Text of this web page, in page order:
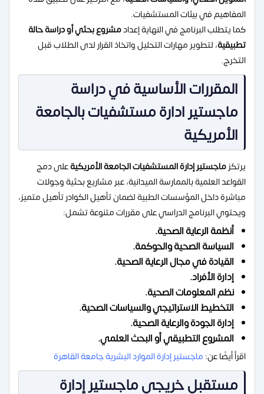
المفاهيم في بيئات المستشفيات.
كما يتطلب البرنامج في النهاية إعدادمشروع بحثي أو دراسة حالة
تطبيقية، لتطوير مهارات التحليل واتخاذ القرار لدى الطلاب قبل
التخرج.
المقررات الأساسية في دراسة
ماجستير ادارة مستشفيات بالجامعة
الأمريكية
يرتكزماجستير إدارة المستشفيات الجامعة الأمريكيةعلى دمج
القواعد العلمية بالممارسة الميدانية، عبر مشاريع بحثية وجولات
مباشرة داخل المؤسسات الطبية لضمان تأهيل الكوادر تأهيل متميز،
ويحتوي البرنامج الدراسي على مقررات متنوعة تشمل:
أنظمة الرعاية الصحية.
السياسة الصحية والحوكمة.
القيادة في مجال الرعاية الصحية.
إدارة الأفراد.
نظم المعلومات الصحية.
التخطيط الاستراتيجي والسياسات الصحية.
إدارة الجودة والرعاية الصحية.
المشروع التطبيقي أو البحث العلمي.
اقرأ أيضًا عن: ماجستير إدارة الموارد البشرية جامعة القاهرة
مستقبل خريجي ماجستير إدارة